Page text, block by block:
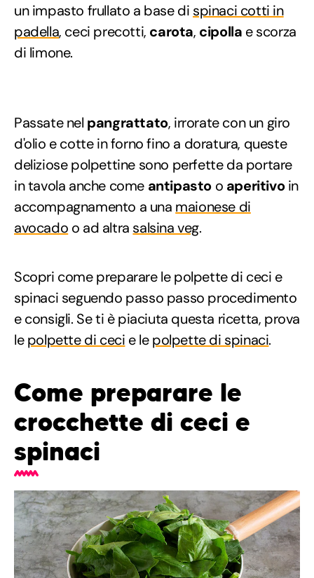
un impasto frullato a base di spinaci cotti in
padella, ceci precotti, carota, cipolla e scorza
di limone.
Passate nel pangrattato, irrorate con un giro
d'olio e cotte in forno fino a doratura, queste
deliziose polpettine sono perfette da portare
in tavola anche come antipasto o aperitivoin
accompagnamento a una maionese di
avocado o ad altra salsina veg.
Scopri come preparare le polpette di ceci e
spinaci seguendo passo passo procedimento
e consigli. Se ti è piaciuta questa ricetta, prova
lepolpette di ceci e lepolpette di spinaci.
Come preparare le
crocchette di ceci e
spinaci